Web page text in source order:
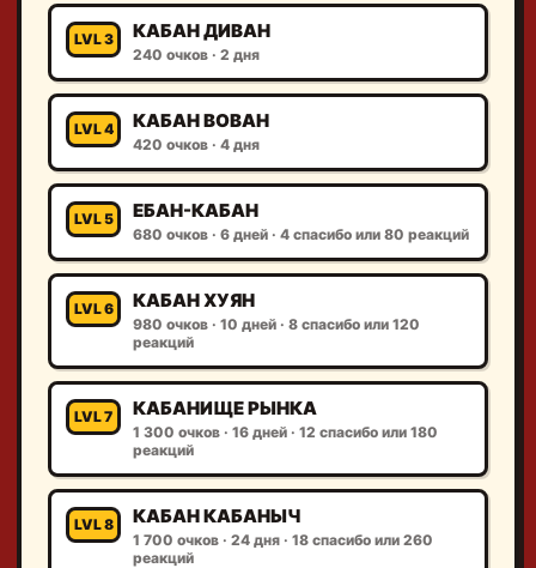
LVL 3 КАБАН ДИВАН
240 очков · 2 дня
LVL 4 КАБАН ВОВАН
420 очков · 4 дня
LVL 5 ЕБАН-КАБАН
680 очков · 6 дней · 4 спасибо или 80 реакций
LVL 6 КАБАН ХУЯН
980 очков · 10 дней · 8 спасибо или 120
реакций
LVL 7 КАБАНИЩЕ РЫНКА
1 300 очков · 16 дней · 12 спасибо или 180
реакций
LVL 8 КАБАН КАБАНЫЧ
1 700 очков · 24 дня · 18 спасибо или 260
реакций